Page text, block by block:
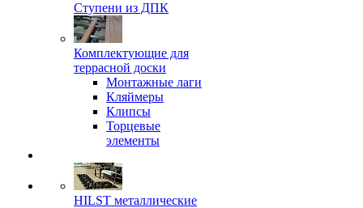
Ступени из ДПК
Комплектующие для
террасной доски
Монтажные лаги
Кляймеры
Клипсы
Торцевые
элементы
HILST металлические